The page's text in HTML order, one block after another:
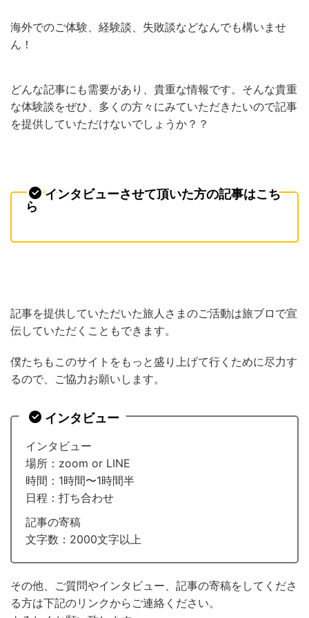
海外でのご体験、経験談、失敗談などなんでも構いませ
ん！
どんな記事にも需要があり、貴重な情報です。そんな貴重
な体験談をぜひ、多くの方々にみていただきたいので記事
を提供していただけないでしょうか？？
インタビューさせて頂いた方の記事はこち
ら
記事を提供していただいた旅人さまのご活動は旅ブロで宣
伝していただくこともできます。
僕たちもこのサイトをもっと盛り上げて行くために尽力す
るので、ご協力お願いします。
インタビュー
インタビュー
場所：zoom or LINE
時間：1時間〜1時間半
日程：打ち合わせ
記事の寄稿
文字数：2000文字以上
その他、ご質問やインタビュー、記事の寄稿をしてくださ
る方は下記のリンクからご連絡ください。